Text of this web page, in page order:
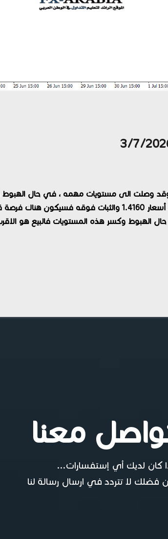
وقد وصلت الى مستويات مهمه ، في حال
مستويات خط الدعم او ضلع المستطيل السفلي عند أسعار 1.4160 والثبات فوقه فسيكون
معنا
كان لديك أي إستفسارات...
فضلك لا تتردد في ارسال رسالة لنا